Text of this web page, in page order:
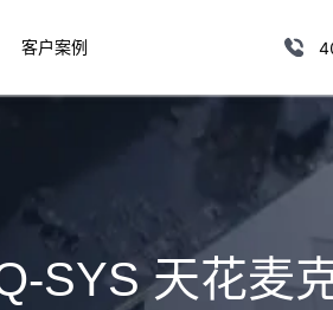
客户案例
SYS 天花麦